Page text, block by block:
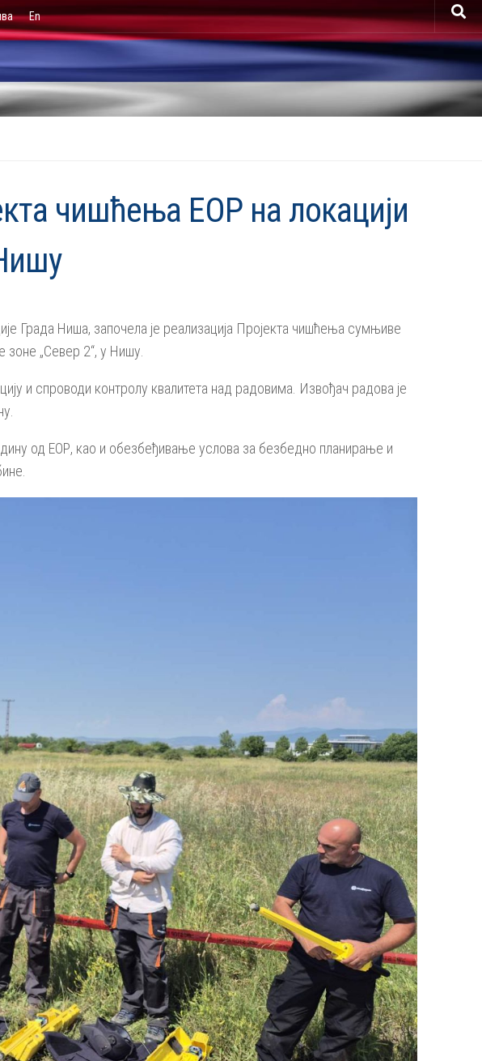
En
чишћења ЕОР на локацији
Града Ниша, започела је реализација Пројекта чишћења сумњиве
зоне „Север 2“, у Нишу.
и спроводи контролу квалитета над радовима. Извођач радова је
од ЕОР, као и обезбеђивање услова за безбедно планирање и